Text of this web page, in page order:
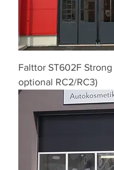
Falttor ST602F Strong
optional RC2/RC3)